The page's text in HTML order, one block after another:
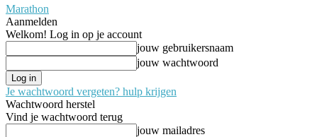
Marathon
Aanmelden
Welkom! Log in op je account
jouw gebruikersnaam
jouw wachtwoord
Je wachtwoord vergeten? hulp krijgen
Wachtwoord herstel
Vind je wachtwoord terug
jouw mailadres